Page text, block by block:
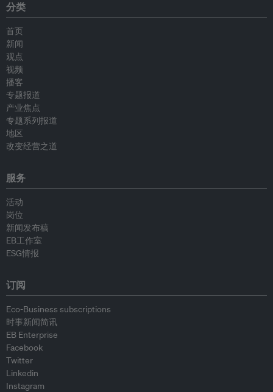
分类
首页
新闻
观点
视频
播客
专题报道
产业焦点
专题系列报道
地区
改变经营之道
服务
活动
岗位
新闻发布稿
EB工作室
ESG情报
订阅
Eco-Business subscriptions
时事新闻简讯
EB Enterprise
Facebook
Twitter
Linkedin
Instagram